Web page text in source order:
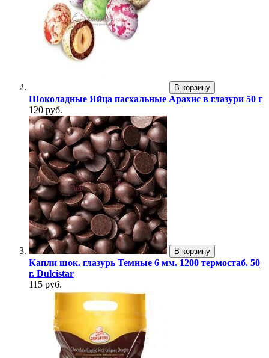
В корзину
Шоколадные Яйца пасхальные Арахис в глазури 50 г
120 руб.
В корзину
Капли шок. глазурь Темные 6 мм. 1200 термостаб. 50
г. Dulcistar
115 руб.